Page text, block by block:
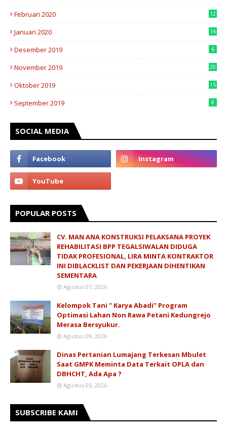
Februari 2020
12
Januari 2020 16
Desember 2019 6
November 2019 20
Oktober 2019 15
September 2019 8
SOCIAL MEDIA
POPULAR POSTS
CV. MAN ANA KONSTRUKSI PELAKSANA PROYEK
REHABILITASI BPP TEGALSIWALAN DIDUGA
TIDAK PROFESIONAL, LIRA MINTA KONTRAKTOR
INI DIBLACKLIST DAN PEKERJAAN DIHENTIKAN
SEMENTARA
Agustus 07, 2026
Kelompok Tani " Karya Abadi" Program
Optimasi Lahan Non Rawa Petani Kedungrejo
Merasa Bersyukur.
Agustus 09, 2026
Dinas Pertanian Lumajang Terkesan Mbulet
Saat GMPK Meminta Data Terkait OPLA dan
DBHCHT, Ada Apa ?
Agustus 05, 2026
SUBSCRIBE KAMI